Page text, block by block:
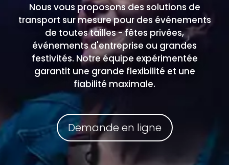
Nous vous proposons des solutions de
transport sur mesure pour des événements
de toutes tailles - fêtes privées,
événements d'entreprise ou grandes
festivités. Notre équipe expérimentée
garantit une grande flexibilité et une
fiabilité maximale.
Demande en ligne